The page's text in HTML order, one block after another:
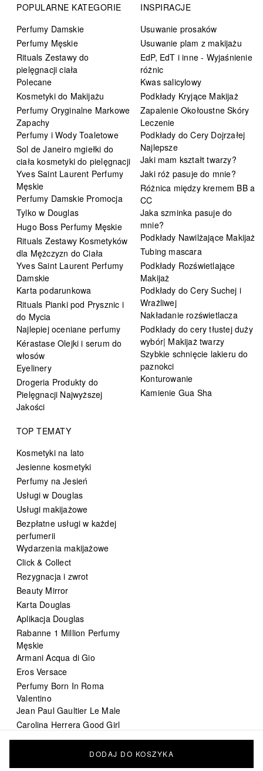
POPULARNE KATEGORIE
Perfumy Damskie
Perfumy Męskie
Rituals Zestawy do
pielęgnacji ciała
Polecane
Kosmetyki do Makijażu
Perfumy Oryginalne Markowe
Zapachy
Perfumy i Wody Toaletowe
Sol de Janeiro mgiełki do
ciała kosmetyki do pielęgnacji
Yves Saint Laurent Perfumy
Męskie
Perfumy Damskie Promocja
Tylko w Douglas
Hugo Boss Perfumy Męskie
Rituals Zestawy Kosmetyków
dla Mężczyzn do Ciała
Yves Saint Laurent Perfumy
Damskie
Karta podarunkowa
Rituals Pianki pod Prysznic i
do Mycia
Najlepiej oceniane perfumy
Kérastase Olejki i serum do
włosów
Eyelinery
Drogeria Produkty do
Pielęgnacji Najwyższej
Jakości
INSPIRACJE
Usuwanie prosaków
Usuwanie plam z makijażu
EdP, EdT i inne - Wyjaśnienie
różnic
Kwas salicylowy
Podkłady Kryjące Makijaż
Zapalenie Okołoustne Skóry
Leczenie
Podkłady do Cery Dojrzałej
Najlepsze
Jaki mam kształt twarzy?
Jaki róż pasuje do mnie?
Różnica między kremem BB a
CC
Jaka szminka pasuje do
mnie?
Podkłady Nawilżające Makijaż
Tubing mascara
Podkłady Rozświetlające
Makijaż
Podkłady do Cery Suchej i
Wrażliwej
Nakładanie rozświetlacza
Podkłady do cery tłustej duży
wybór| Makijaż twarzy
Szybkie schnięcie lakieru do
paznokci
Konturowanie
Kamienie Gua Sha
TOP TEMATY
Kosmetyki na lato
Jesienne kosmetyki
Perfumy na Jesień
Usługi w Douglas
Usługi makijażowe
Bezpłatne usługi w każdej
perfumerii
Wydarzenia makijażowe
Click & Collect
Rezygnacja i zwrot
Beauty Mirror
Karta Douglas
Aplikacja Douglas
Rabanne 1 Million Perfumy
Męskie
Armani Acqua di Gio
Eros Versace
Perfumy Born In Roma
Valentino
Jean Paul Gaultier Le Male
Carolina Herrera Good Girl
DIOR Sauvage
Chanel Bleu de ChanelDODAJ DO KOSZYKA